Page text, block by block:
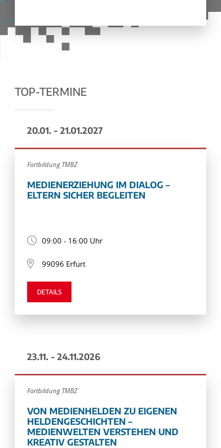
TOP-TERMINE
20.01. - 21.01.2027
Fortbildung TMBZ
MEDIENERZIEHUNG IM DIALOG –
ELTERN SICHER BEGLEITEN
09:00 - 16:00 Uhr
99096 Erfurt
DETAILS
23.11. - 24.11.2026
Fortbildung TMBZ
VON MEDIENHELDEN ZU EIGENEN
HELDENGESCHICHTEN –
MEDIENWELTEN VERSTEHEN UND
KREATIV GESTALTEN